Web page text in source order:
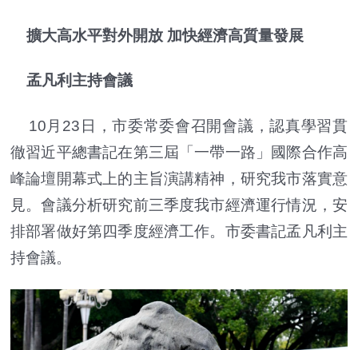
擴大高水平對外開放 加快經濟高質量發展
孟凡利主持會議
10月23日，市委常委會召開會議，認真學習貫
徹習近平總書記在第三屆「一帶一路」國際合作高
峰論壇開幕式上的主旨演講精神，研究我市落實意
見。會議分析研究前三季度我市經濟運行情況，安
排部署做好第四季度經濟工作。市委書記孟凡利主
持會議。